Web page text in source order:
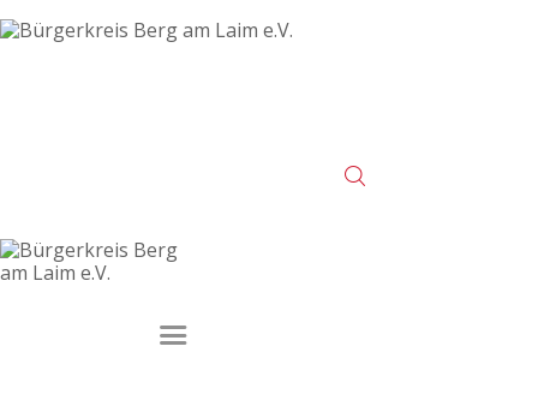
Kontakt
Impressum
Datenschutz